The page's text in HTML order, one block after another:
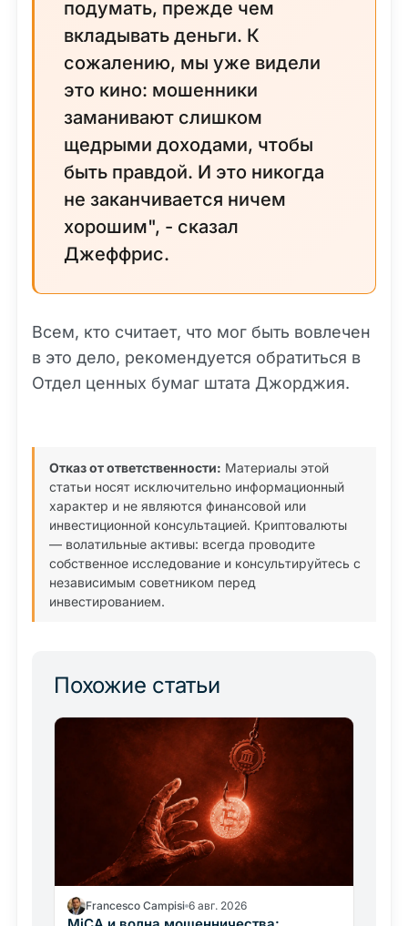
подумать, прежде чем
вкладывать деньги. К
сожалению, мы уже видели
это кино: мошенники
заманивают слишком
щедрыми доходами, чтобы
быть правдой. И это никогда
не заканчивается ничем
хорошим", - сказал
Джеффрис.
Всем, кто считает, что мог быть вовлечен
в это дело, рекомендуется обратиться в
Отдел ценных бумаг штата Джорджия.
Отказ от ответственности: Материалы этой
статьи носят исключительно информационный
характер и не являются финансовой или
инвестиционной консультацией. Криптовалюты
— волатильные активы: всегда проводите
собственное исследование и консультируйтесь с
независимым советником перед
инвестированием.
Похожие статьи
Francesco Campisi 6 авг. 2026